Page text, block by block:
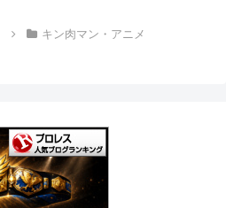
キン肉マン・アニメ